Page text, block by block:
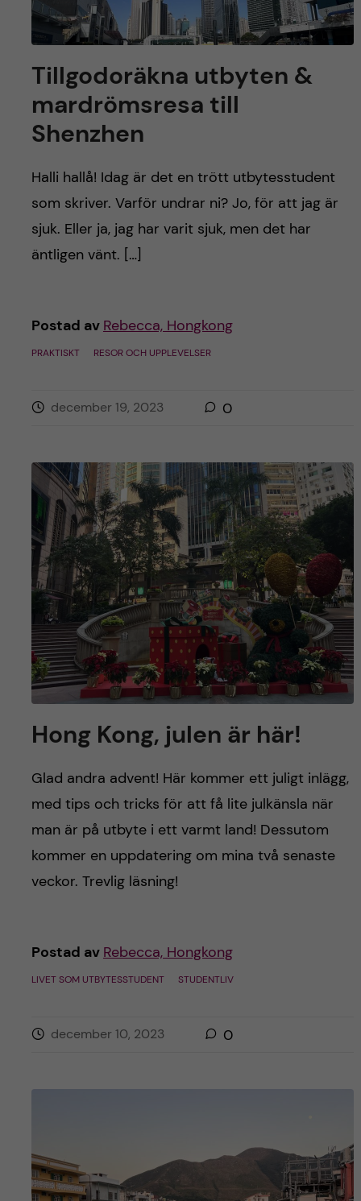
Tillgodoräkna utbyten &
mardrömsresa till
Shenzhen
Halli hallå! Idag är det en trött utbytesstudent
som skriver. Varför undrar ni? Jo, för att jag är
sjuk. Eller ja, jag har varit sjuk, men det har
äntligen vänt. […]
Postad av Rebecca, Hongkong
PRAKTISKT RESOR OCH UPPLEVELSER
december 19, 2023 0
Hong Kong, julen är här!
Glad andra advent! Här kommer ett juligt inlägg,
med tips och tricks för att få lite julkänsla när
man är på utbyte i ett varmt land! Dessutom
kommer en uppdatering om mina två senaste
veckor. Trevlig läsning!
Postad av Rebecca, Hongkong
LIVET SOM UTBYTESSTUDENT STUDENTLIV
december 10, 2023 0